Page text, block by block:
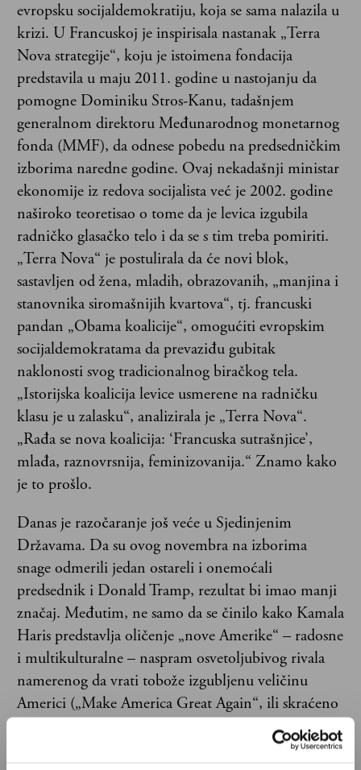
evropsku socijaldemokratiju, koja se sama nalazila u
krizi. U Francuskoj je inspirisala nastanak „Terra
Nova strategije“, koju je istoimena fondacija
predstavila u maju 2011. godine u nastojanju da
pomogne Dominiku Stros-Kanu, tadašnjem
generalnom direktoru Međunarodnog monetarnog
fonda (MMF), da odnese pobedu na predsedničkim
izborima naredne godine. Ovaj nekadašnji ministar
ekonomije iz redova socijalista već je 2002. godine
naširoko teoretisao o tome da je levica izgubila
radničko glasačko telo i da se s tim treba pomiriti.
„Terra Nova“ je postulirala da će novi blok,
sastavljen od žena, mladih, obrazovanih, „manjina i
stanovnika siromašnijih kvartova“, tj. francuski
pandan „Obama koalicije“, omogućiti evropskim
socijaldemokratama da prevaziđu gubitak
naklonosti svog tradicionalnog biračkog tela.
„Istorijska koalicija levice usmerene na radničku
klasu je u zalasku“, analizirala je „Terra Nova“.
„Rađa se nova koalicija: ‘Francuska sutrašnjice’,
mlađa, raznovrsnija, feminizovanija.“ Znamo kako
je to prošlo.
Danas je razočaranje još veće u Sjedinjenim
Državama. Da su ovog novembra na izborima
snage odmerili jedan ostareli i onemoćali
predsednik i Donald Tramp, rezultat bi imao manji
značaj. Međutim, ne samo da se činilo kako Kamala
Haris predstavlja oličenje „nove Amerike“ – radosne
i multikulturalne – naspram osvetoljubivog rivala
namerenog da vrati tobože izgubljenu veličinu
Americi („Make America Great Again“, ili skraćeno
MAGA), već je kandidatkinja demokrata u
kampanju ušla uz podršku jedinstvene partije,